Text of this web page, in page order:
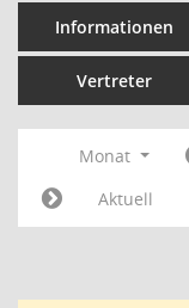
Informationen
Vertreter
Monat
Aktuell